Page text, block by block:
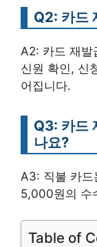
Q2: 카드
A2: 카드 재발
신원 확인, 신
어집니다.
Q3: 카드
나요?
A3: 직불 카드
5,000원의 수
Table of